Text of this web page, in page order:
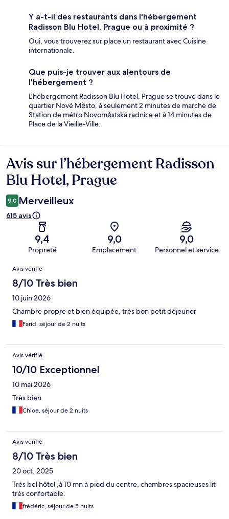
Y a-t-il des restaurants dans l'hébergement
Radisson Blu Hotel, Prague ou à proximité ?
Oui, vous trouverez sur place un restaurant avec Cuisine
internationale.
Que puis-je trouver aux alentours de
l'hébergement ?
L'hébergement Radisson Blu Hotel, Prague se trouve dans le
quartier Nové Město, à seulement 2 minutes de marche de
Station de métro Novoměstská radnice et à 14 minutes de
Place de la Vieille-Ville.
Avis
Avis sur l’hébergement Radisson
Blu Hotel, Prague
9,0 Merveilleux
615 avis
9,4
Propreté
9,0
Emplacement
9,0
Personnel et service
Avis
Avis vérifié
8/10 Très bien
10 juin 2026
Chambre propre et bien équipée, très bon petit déjeuner
Farid, séjour de 2 nuits
Avis vérifié
10/10 Exceptionnel
10 mai 2026
Très bien
Chloe, séjour de 2 nuits
Avis vérifié
8/10 Très bien
20 oct. 2025
Trés bel hôtel ,à 10 mn à pied du centre, chambres spacieuses lit
trés confortable.
frédéric, séjour de 5 nuits